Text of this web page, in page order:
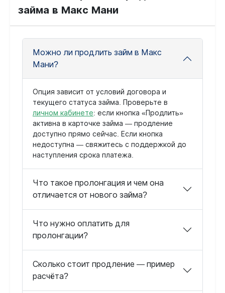
займа в Макс Мани
Можно ли продлить займ в Макс
Мани?
Опция зависит от условий договора и
текущего статуса займа. Проверьте в
личном кабинете: если кнопка «Продлить»
активна в карточке займа — продление
доступно прямо сейчас. Если кнопка
недоступна — свяжитесь с поддержкой до
наступления срока платежа.
Что такое пролонгация и чем она
отличается от нового займа?
Что нужно оплатить для
пролонгации?
Сколько стоит продление — пример
расчёта?